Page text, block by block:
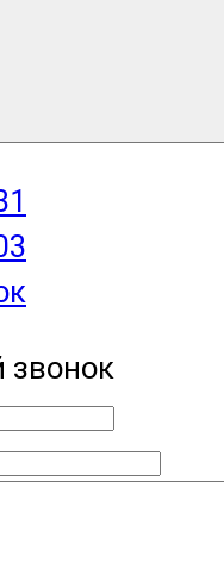
звонок